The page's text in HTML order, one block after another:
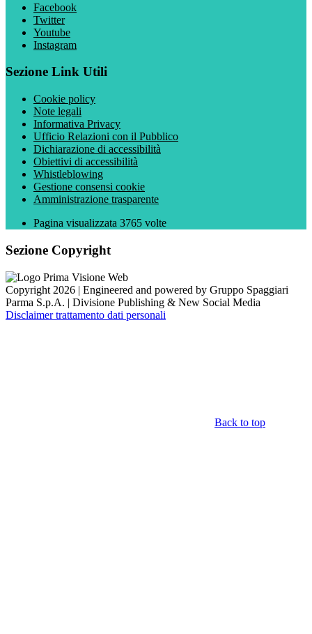
Facebook
Twitter
Youtube
Instagram
Sezione Link Utili
Cookie policy
Note legali
Informativa Privacy
Ufficio Relazioni con il Pubblico
Dichiarazione di accessibilità
Obiettivi di accessibilità
Whistleblowing
Gestione consensi cookie
Amministrazione trasparente
Pagina visualizzata 3765 volte
Sezione Copyright
Copyright 2026 | Engineered and powered by Gruppo Spaggiari
Parma S.p.A. | Divisione Publishing & New Social Media
Disclaimer trattamento dati personali
Back to top